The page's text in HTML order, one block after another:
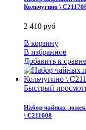
Кольчугино \
2 410 руб
В корзину
В избранное
Добавить к
Быстрый
Набор чайных ложек
\ С211608